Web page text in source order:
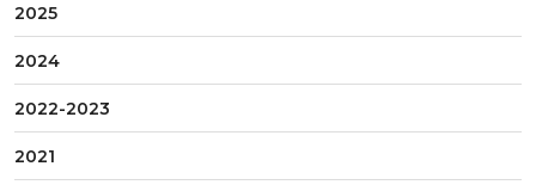
2025
2024
2022-2023
2021